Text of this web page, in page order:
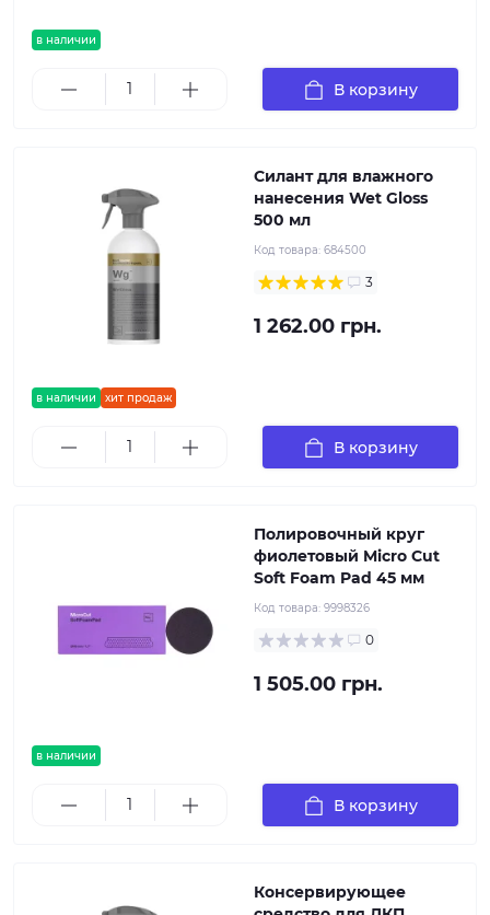
в наличии
В корзину
в наличии хит продаж
Силант для влажного
нанесения Wet Gloss
500 мл
Код товара: 684500
3
1 262.00 грн.
В корзину
в наличии
Полировочный круг
фиолетовый Micro Cut
Soft Foam Pad 45 мм
Код товара: 9998326
0
1 505.00 грн.
В корзину
Консервирующее